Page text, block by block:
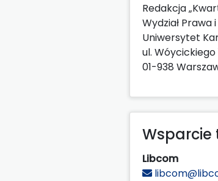
Redakcja
Wydział Prawa
Uniwersytet
ul. Wóycickiego
01-938
Wsparcie
Libcom